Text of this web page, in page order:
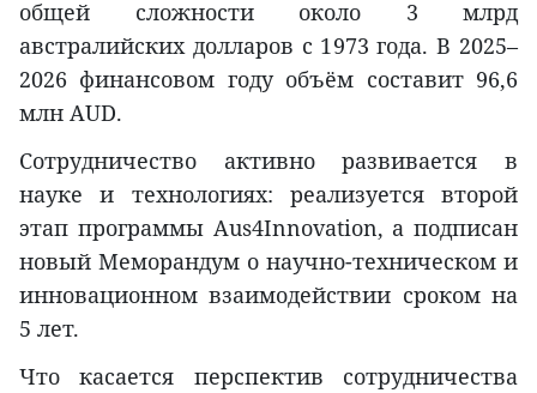
общей сложности около 3 млрд
австралийских долларов с 1973 года. В 2025–
2026 финансовом году объём составит 96,6
млн AUD.
Сотрудничество активно развивается в
науке и технологиях: реализуется второй
этап программы Aus4Innovation, а подписан
новый Меморандум о научно-техническом и
инновационном взаимодействии сроком на
5 лет.
Что касается перспектив сотрудничества